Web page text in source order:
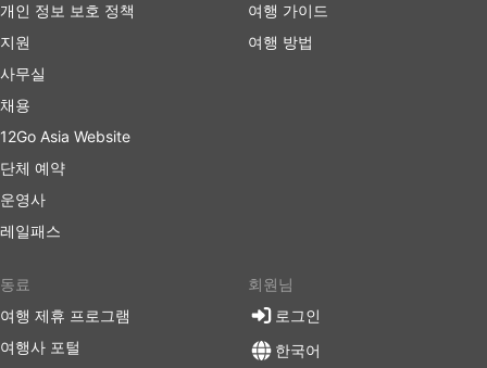
개인 정보 보호 정책
지원
사무실
채용
12Go Asia Website
단체 예약
운영사
레일패스
여행 가이드
여행 방법
동료
여행 제휴 프로그램
여행사 포털
회원님
로그인
한국어